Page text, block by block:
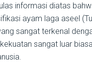
informasi diatas
ayam laga aseel
sangat terkenal
sangat luar